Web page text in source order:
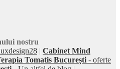
nostru
| Cabinet Mind
Tomatis București - oferte